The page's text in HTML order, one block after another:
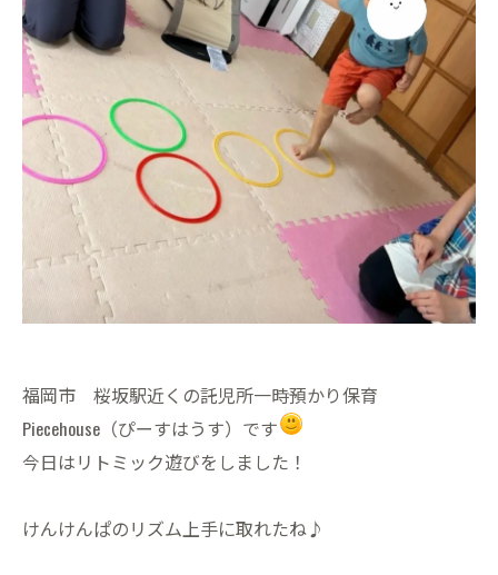
福岡市 桜坂駅近くの託児所一時預かり保育
Piecehouse（ぴーすはうす）です
今日はリトミック遊びをしました！
けんけんぱのリズム上手に取れたね♪